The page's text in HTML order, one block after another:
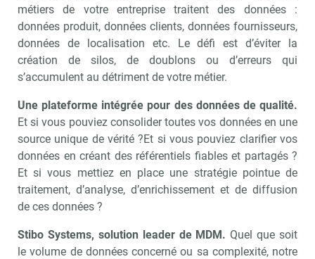
métiers de votre entreprise traitent des données :
données produit, données clients, données fournisseurs,
données de localisation etc. Le défi est d’éviter la
création de silos, de doublons ou d’erreurs qui
s’accumulent au détriment de votre métier.
Une plateforme intégrée pour des données de qualité.
Et si vous pouviez consolider toutes vos données en une
source unique de vérité ?Et si vous pouviez clarifier vos
données en créant des référentiels fiables et partagés ?
Et si vous mettiez en place une stratégie pointue de
traitement, d’analyse, d’enrichissement et de diffusion
de ces données ?
Stibo Systems, solution leader de MDM. Quel que soit
le volume de données concerné ou sa complexité, notre